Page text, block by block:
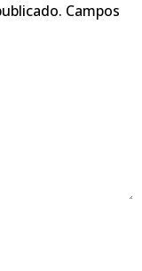
Campos